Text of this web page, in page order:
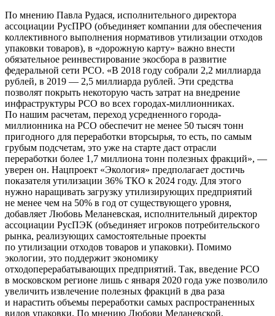
По мнению Павла Рудася, исполнительного директора
ассоциации РусПРО (объединяет компании для обеспечения
коллективного выполнения нормативов утилизации отходов
упаковки товаров), в «дорожную карту» важно внести
обязательное реинвестирование экосбора в развитие
федеральной сети РСО. «В 2018 году собрали 2,2 миллиарда
рублей, в 2019 — 2,5 миллиарда рублей. Эти средства
позволят покрыть некоторую часть затрат на внедрение
инфраструктуры РСО во всех городах-миллионниках.
По нашим расчетам, переход усредненного города-
миллионника на РСО обеспечит не менее 50 тысяч тонн
пригодного для переработки вторсырья, то есть, по самым
грубым подсчетам, это уже на старте даст отрасли
переработки более 1,7 миллиона тонн полезных фракций», —
уверен он. Нацпроект «Экология» предполагает достичь
показателя утилизации 36% ТКО к 2024 году. Для этого
нужно наращивать загрузку утилизирующих предприятий
не менее чем на 50% в год от существующего уровня,
добавляет Любовь Меланевская, исполнительный директор
ассоциации РусПЭК (объединяет игроков потребительского
рынка, реализующих самостоятельные проекты
по утилизации отходов товаров и упаковки). Помимо
экологии, это поддержит экономику
отходоперерабатывающих предприятий. Так, введение РСО
в московском регионе лишь с января 2020 года уже позволило
увеличить извлечение полезных фракций в два раза
и нарастить объемы переработки самых распространенных
видов упаковки. По мнению Любови Меланевской,